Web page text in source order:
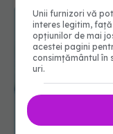
Unii furnizori vă
interes legitim,
opțiunilor de mai
acestei pagini
consimțământul în
uri.